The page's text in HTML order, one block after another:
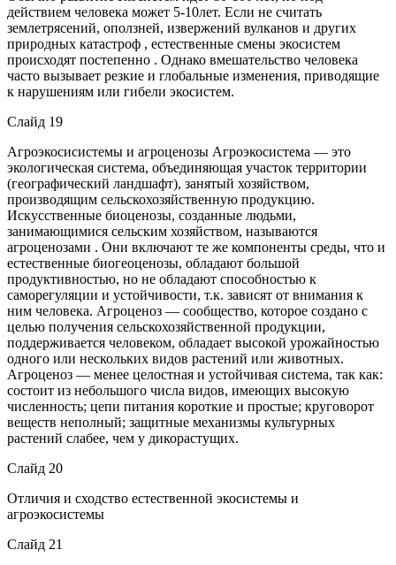
действием человека может 5-10лет. Если не считать
землетрясений, оползней, извержений вулканов и других
природных катастроф , естественные смены экосистем
происходят постепенно . Однако вмешательство человека
часто вызывает резкие и глобальные изменения, приводящие
к нарушениям или гибели экосистем.
Слайд 19
Агроэкосисистемы и агроценозы Агроэкосистема — это
экологическая система, объединяющая участок территории
(географический ландшафт), занятый хозяйством,
производящим сельскохозяйственную продукцию.
Искусственные биоценозы, созданные людьми,
занимающимися сельским хозяйством, называются
агроценозами . Они включают те же компоненты среды, что и
естественные биогеоценозы, обладают большой
продуктивностью, но не обладают способностью к
саморегуляции и устойчивости, т.к. зависят от внимания к
ним человека. Агроценоз — сообщество, которое создано с
целью получения сельскохозяйственной продукции,
поддерживается человеком, обладает высокой урожайностью
одного или нескольких видов растений или животных.
Агроценоз — менее целостная и устойчивая система, так как:
состоит из небольшого числа видов, имеющих высокую
численность; цепи питания короткие и простые; круговорот
веществ неполный; защитные механизмы культурных
растений слабее, чем у дикорастущих.
Слайд 20
Отличия и сходство естественной экосистемы и
агроэкосистемы
Слайд 21